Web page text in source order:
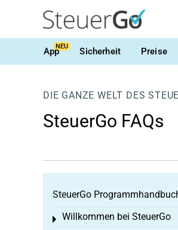
AppNEU Sicherheit Preise
DIE GANZE WELT DES
SteuerGo FAQs
SteuerGo
Willkommen bei SteuerGo
Toggle menu